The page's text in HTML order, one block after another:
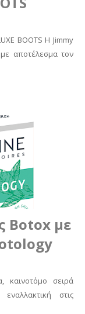
BOOTS H Jimmy
αποτέλεσμα τον
Botox με
καινοτόμο σειρά
στις